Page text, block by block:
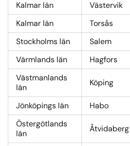
Kalmar län
Västervik
Kalmar län
Torsås
Stockholms län
Salem
Värmlands län
Hagfors
Västmanlands
län
Köping
Jönköpings län Habo
Östergötlands
län
Åtvidaberg